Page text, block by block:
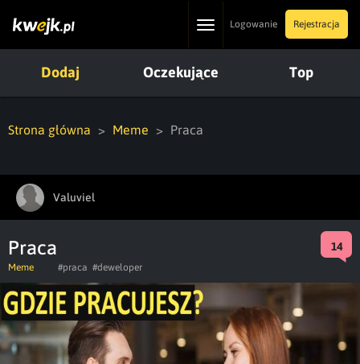
ToggleLogowanie Rejestracja
Dodaj Oczekujące Top
Strona główna Meme Praca
Valuviel
Praca 14
Meme #praca #deweloper